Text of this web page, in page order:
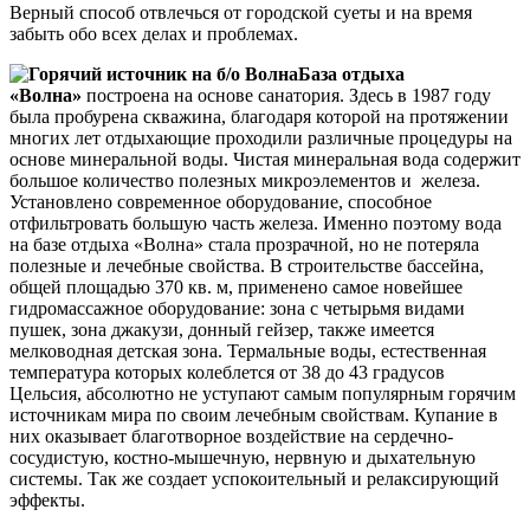
Верный способ отвлечься от городской суеты и на время
забыть обо всех делах и проблемах.
База отдыха
«Волна» построена на основе санатория. Здесь в 1987 году
была пробурена скважина, благодаря которой на протяжении
многих лет отдыхающие проходили различные процедуры на
основе минеральной воды. Чистая минеральная вода содержит
большое количество полезных микроэлементов и железа.
Установлено современное оборудование, способное
отфильтровать большую часть железа. Именно поэтому вода
на базе отдыха «Волна» стала прозрачной, но не потеряла
полезные и лечебные свойства. В строительстве бассейна,
общей площадью 370 кв. м, применено самое новейшее
гидромассажное оборудование: зона с четырьмя видами
пушек, зона джакузи, донный гейзер, также имеется
мелководная детская зона. Термальные воды, естественная
температура которых колеблется от 38 до 43 градусов
Цельсия, абсолютно не уступают самым популярным горячим
источникам мира по своим лечебным свойствам. Купание в
них оказывает благотворное воздействие на сердечно-
сосудистую, костно-мышечную, нервную и дыхательную
системы. Так же создает успокоительный и релаксирующий
эффекты.